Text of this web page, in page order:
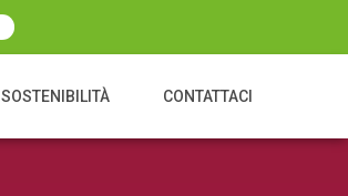
SOSTENIBILITÀ CONTATTACI